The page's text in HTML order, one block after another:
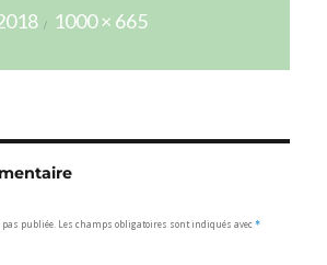
réelle
1000 × 665
pas publiée. Les champs obligatoires sont indiqués avec*